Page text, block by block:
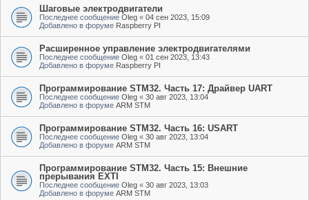
Шаговые электродвигатели
Последнее сообщение Oleg « 04 сен 2023, 15:09
Добавлено в форуме Raspberry PI
Расширенное управление электродвигателями
Последнее сообщение Oleg « 01 сен 2023, 13:43
Добавлено в форуме Raspberry PI
Программирование STM32. Часть 17: Драйвер UART
Последнее сообщение Oleg « 30 авг 2023, 13:04
Добавлено в форуме ARM STM
Программирование STM32. Часть 16: USART
Последнее сообщение Oleg « 30 авг 2023, 13:04
Добавлено в форуме ARM STM
Программирование STM32. Часть 15: Внешние
прерывания EXTI
Последнее сообщение Oleg « 30 авг 2023, 13:03
Добавлено в форуме ARM STM